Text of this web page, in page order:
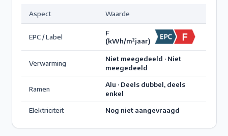
Aspect Waarde
EPC / Label
F
(kWh/m²jaar)
Verwarming
Niet meegedeeld · Niet
meegedeeld
Ramen
Alu · Deels dubbel, deels
enkel
Elektriciteit
Nog niet aangevraagd